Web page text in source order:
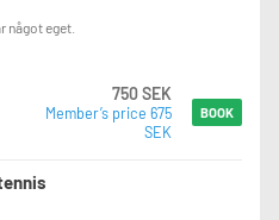
något eget.
750 SEK
Member’s price 675
SEK
BOOK